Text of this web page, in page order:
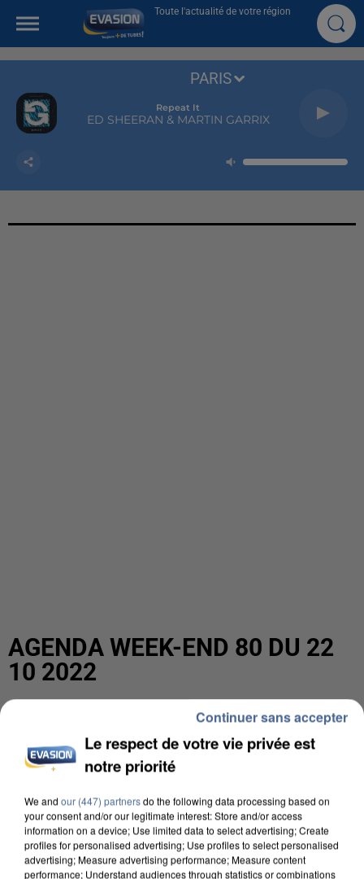
Toute l'actualité de votre région
Repeat It
ED SHEERAN & MARTIN GARRIX
PARIS
AGENDA WEEK-END 80 DU 22
10 2022
Le respect de votre vie privée est
notre priorité
We and our (447) partnersdo the following data processing based on
your consent and/or our legitimate interest: Store and/or access
information on a device; Use limited data to select advertising; Create
profiles for personalised advertising; Use profiles to select personalised
advertising; Measure advertising performance; Measure content
performance; Understand audiences through statistics or combinations
Continuer sans accepter